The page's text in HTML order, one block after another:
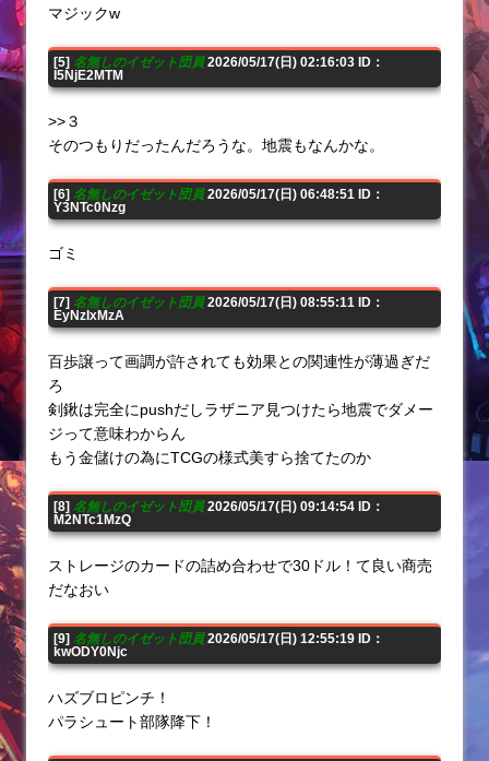
マジックw
[5] 名無しのイゼット団員2026/05/17(日) 02:16:03 ID：
I5NjE2MTM
>>３
そのつもりだったんだろうな。地震もなんかな。
[6] 名無しのイゼット団員2026/05/17(日) 06:48:51 ID：
Y3NTc0Nzg
ゴミ
[7] 名無しのイゼット団員2026/05/17(日) 08:55:11 ID：
EyNzIxMzA
百歩譲って画調が許されても効果との関連性が薄過ぎだ
ろ
剣鍬は完全にpushだしラザニア見つけたら地震でダメー
ジって意味わからん
もう金儲けの為にTCGの様式美すら捨てたのか
[8] 名無しのイゼット団員2026/05/17(日) 09:14:54 ID：
M2NTc1MzQ
ストレージのカードの詰め合わせで30ドル！て良い商売
だなおい
[9] 名無しのイゼット団員2026/05/17(日) 12:55:19 ID：
kwODY0Njc
ハズブロピンチ！
パラシュート部隊降下！